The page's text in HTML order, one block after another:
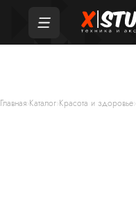
Главная Каталог Красота и здоровье